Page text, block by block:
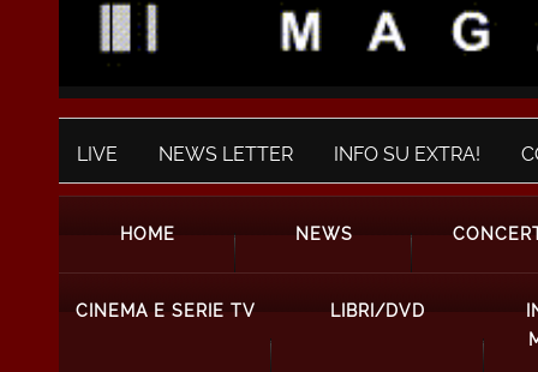
LIVE NEWS LETTER INFO SU EXTRA!
HOME NEWS
CINEMA E SERIE TV LIBRI/DVD